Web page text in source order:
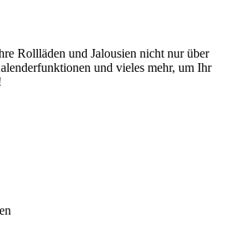
Rollläden und Jalousien nicht nur über
und vieles mehr, um Ihr